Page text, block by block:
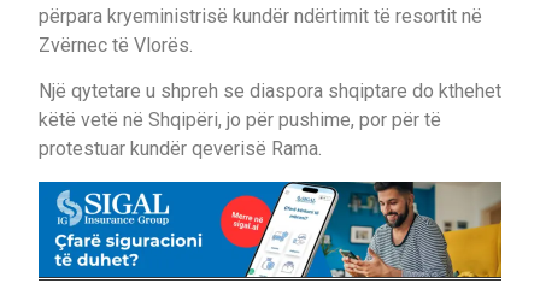
përpara kryeministrisë kundër ndërtimit të resortit në
Zvërnec të Vlorës.
Një qytetare u shpreh se diaspora shqiptare do kthehet
këtë vetë në Shqipëri, jo për pushime, por për të
protestuar kundër qeverisë Rama.